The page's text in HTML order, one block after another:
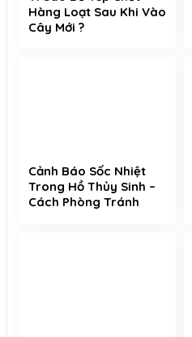
Hàng Loạt Sau Khi Vào
Cây Mới ?
Cảnh Báo Sốc Nhiệt
Trong Hồ Thủy Sinh –
Cách Phòng Tránh